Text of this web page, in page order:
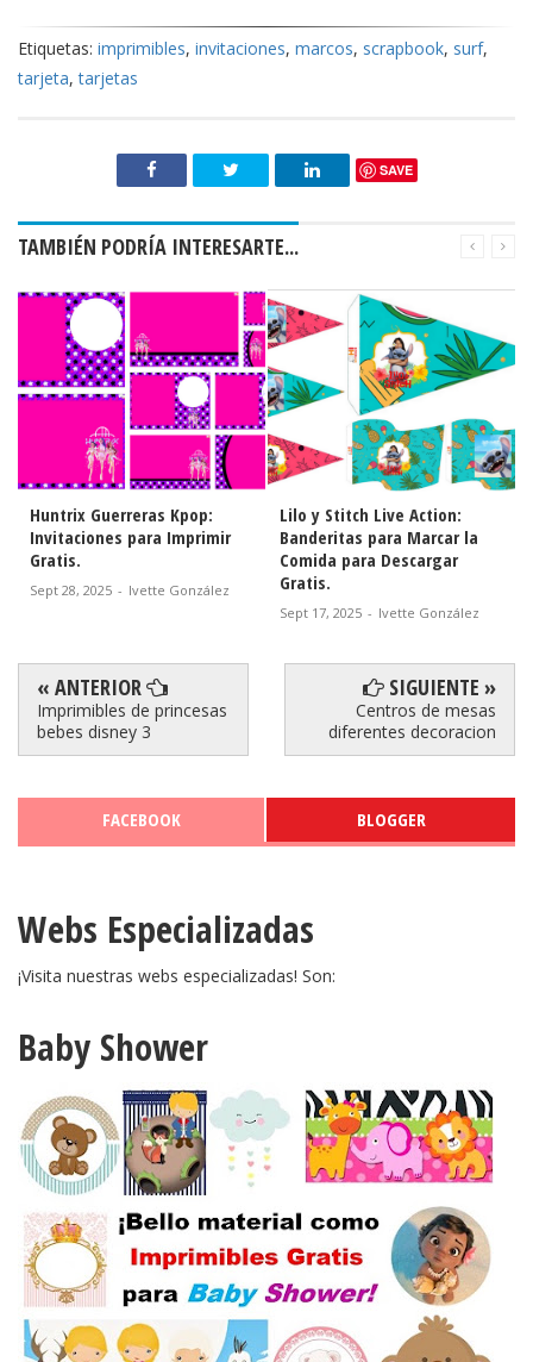
Etiquetas: imprimibles, invitaciones, marcos, scrapbook, surf,
tarjeta,tarjetas
SAVE
TAMBIÉN PODRÍA INTERESARTE...
Lilo y Stitch Live Action:
Banderitas para Marcar la
Comida para Descargar
Gratis.
Lilo y Stitch Live Action:
Etiquetas para Descargar
Gratis.
Sept 16, 2025
« ANTERIOR
Imprimibles de princesas
bebes disney 3
SIGUIENTE »
Centros de mesas
diferentes decoracion
FACEBOOK BLOGGER
Webs Especializadas
¡Visita nuestras webs especializadas! Son:
Baby Shower